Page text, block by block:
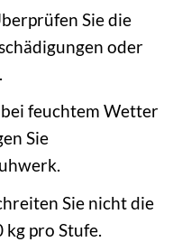
Sie die
oder
feuchtem Wetter
Sie
Sie nicht die
kg pro Stufe.